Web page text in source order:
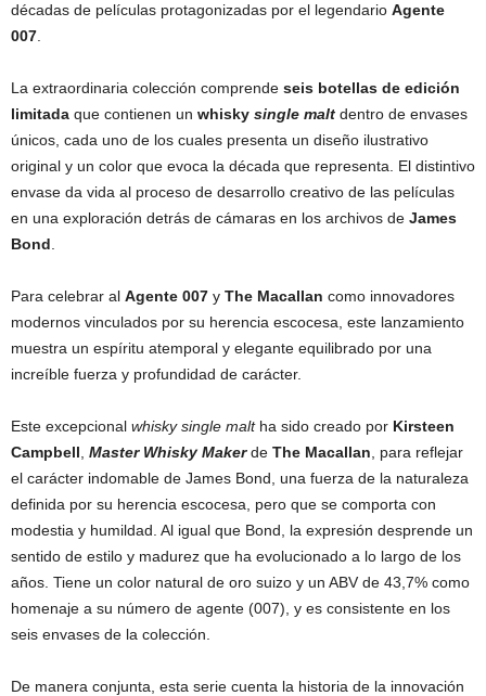
décadas de películas protagonizadas por el legendario Agente
007
La extraordinaria colección comprende seis botellas de edición
limitada que contienen un whisky single malt dentro de envases
únicos, cada uno de los cuales presenta un diseño ilustrativo
original y un color que evoca la década que representa. El distintivo
envase da vida al proceso de desarrollo creativo de las películas
en una exploración detrás de cámaras en los archivos de James
Bond
Para celebrar al Agente 007 y The Macallan como innovadores
modernos vinculados por su herencia escocesa, este lanzamiento
muestra un espíritu atemporal y elegante equilibrado por una
increíble fuerza y profundidad de carácter.
Este excepcional whisky single maltha sido creado por Kirsteen
Campbell Master Whisky Makerde The Macallan , para reflejar
el carácter indomable de James Bond, una fuerza de la naturaleza
definida por su herencia escocesa, pero que se comporta con
modestia y humildad. Al igual que Bond, la expresión desprende un
sentido de estilo y madurez que ha evolucionado a lo largo de los
años. Tiene un color natural de oro suizo y un ABV de 43,7% como
homenaje a su número de agente (007), y es consistente en los
seis envases de la colección.
De manera conjunta, esta serie cuenta la historia de la innovación